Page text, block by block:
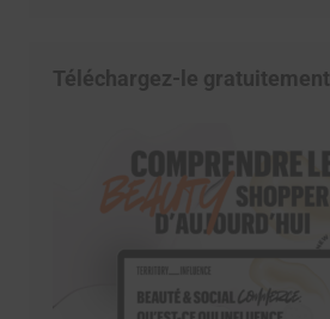
Téléchargez-le gratuitement